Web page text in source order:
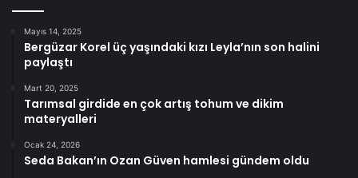
Mayıs 14, 2025
Bergüzar Korel üç yaşındaki kızı Leyla’nın son halini
paylaştı
Mart 20, 2025
Tarımsal girdide en çok artış tohum ve dikim
materyalleri
Ocak 24, 2026
Seda Bakan’ın Ozan Güven hamlesi gündem oldu